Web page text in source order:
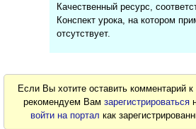
Качественный ресурс,
Конспект урока, на котором
отсутствует.
Если Вы хотите оставить комментарий
рекомендуем Вамзарегистрироваться
войти на портал как